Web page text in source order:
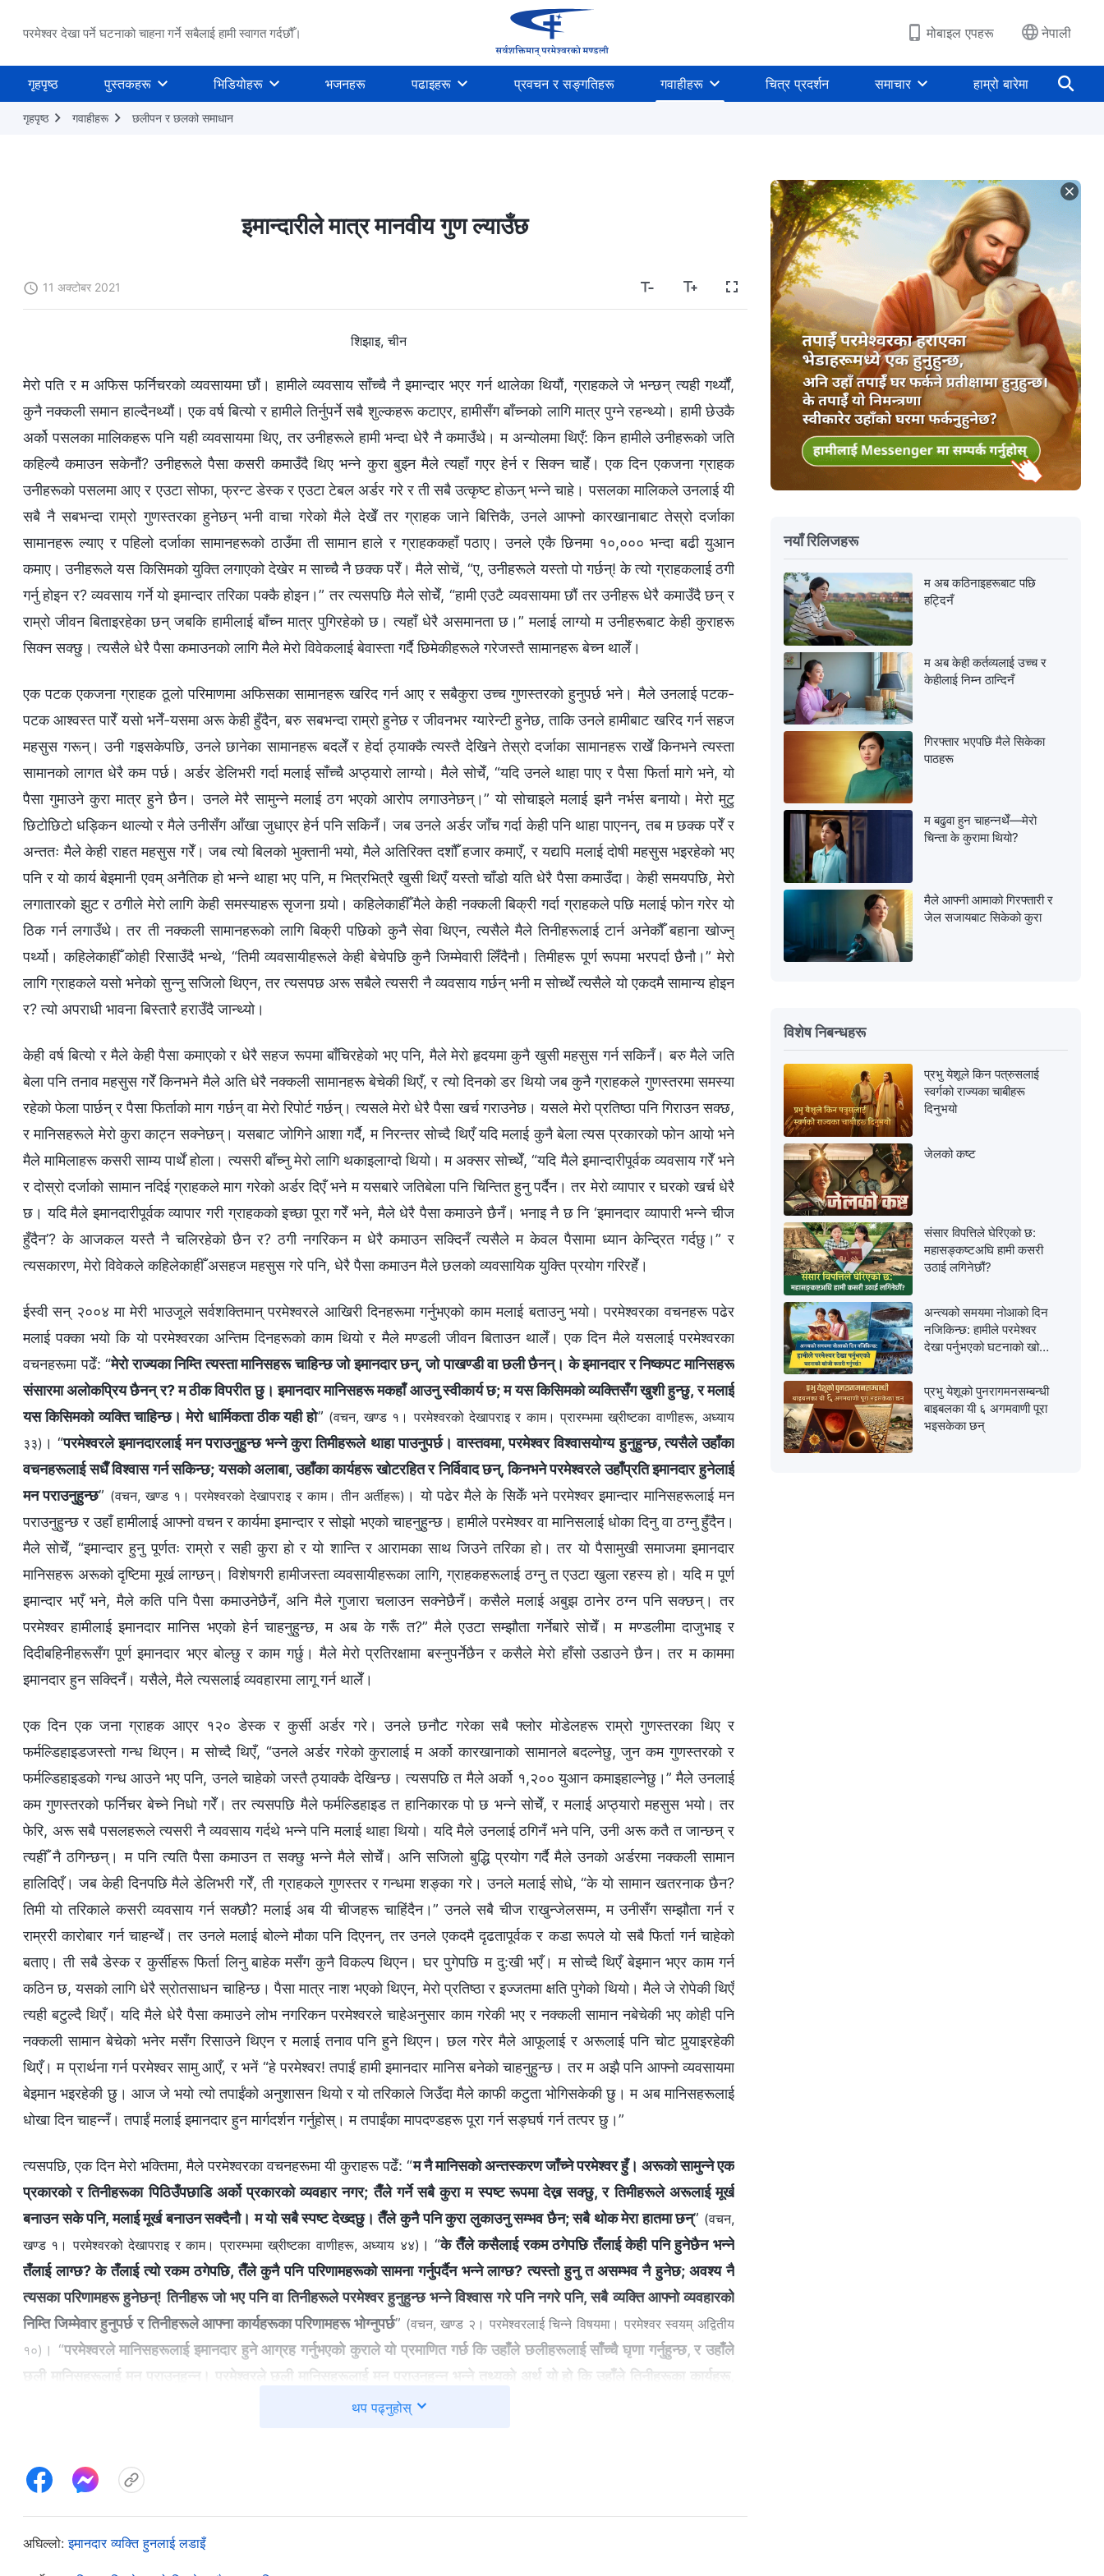
परमेश्वर देखा पर्ने घटनाको चाहना गर्ने सबैलाई हामी स्वागत गर्दछौँ। मोबाइल एपहरू नेपाली
गृहपृष्ठ पुस्तकहरू भिडियोहरू भजनहरू पढाइहरू प्रवचन र सङ्गतिहरू गवाहीहरू चित्र प्रदर्शन समाचार हाम्रो बारेमा
गृहपृष्ठ गवाहीहरू छलीपन र छलको समाधान
इमान्दारीले मात्र मानवीय गुण ल्याउँछ
11 अक्टोबर 2021
शिझाइ, चीन
मेरो पति र म अफिस फर्निचरको व्यवसायमा छौं। हामीले व्यवसाय साँच्चै नै इमान्दार भएर गर्न थालेका थियौं, ग्राहकले जे भन्छन् त्यही गर्थ्यौं,
कुनै नक्कली समान हाल्दैनथ्यौं। एक वर्ष बित्यो र हामीले तिर्नुपर्ने सबै शुल्कहरू कटाएर, हामीसँग बाँच्नको लागि मात्र पुग्ने रहन्थ्यो। हामी छेउकै
अर्को पसलका मालिकहरू पनि यही व्यवसायमा थिए, तर उनीहरूले हामी भन्दा धेरै नै कमाउँथे। म अन्योलमा थिएँ: किन हामीले उनीहरूको जति
कहिल्यै कमाउन सकेनौं? उनीहरूले पैसा कसरी कमाउँदै थिए भन्ने कुरा बुझ्न मैले त्यहाँ गएर हेर्न र सिक्न चाहेँ। एक दिन एकजना ग्राहक
उनीहरूको पसलमा आए र एउटा सोफा, फ्रन्ट डेस्क र एउटा टेबल अर्डर गरे र ती सबै उत्कृष्ट होऊन् भन्ने चाहे। पसलका मालिकले उनलाई यी
सबै नै सबभन्दा राम्रो गुणस्तरका हुनेछन् भनी वाचा गरेको मैले देखेँ तर ग्राहक जाने बित्तिकै, उनले आफ्नो कारखानाबाट तेस्रो दर्जाका
सामानहरू ल्याए र पहिलो दर्जाका सामानहरूको ठाउँमा ती सामान हाले र ग्राहककहाँ पठाए। उनले एकै छिनमा १०,००० भन्दा बढी युआन
कमाए। उनीहरूले यस किसिमको युक्ति लगाएको देखेर म साच्चै नै छक्क परेँ। मैले सोचें, “ए, उनीहरूले यस्तो पो गर्छन्! के त्यो ग्राहकलाई ठगी
गर्नु होइन र? व्यवसाय गर्ने यो इमान्दार तरिका पक्कै होइन।” तर त्यसपछि मैले सोचेँ, “हामी एउटै व्यवसायमा छौं तर उनीहरू धेरै कमाउँदै छन् र
राम्रो जीवन बिताइरहेका छन् जबकि हामीलाई बाँच्न मात्र पुगिरहेको छ। त्यहाँ धेरै असमानता छ।” मलाई लाग्यो म उनीहरूबाट केही कुराहरू
सिक्न सक्छु। त्यसैले धेरै पैसा कमाउनको लागि मैले मेरो विवेकलाई बेवास्ता गर्दै छिमेकीहरूले गरेजस्तै सामानहरू बेच्न थालेँ।
एक पटक एकजना ग्राहक ठूलो परिमाणमा अफिसका सामानहरू खरिद गर्न आए र सबैकुरा उच्च गुणस्तरको हुनुपर्छ भने। मैले उनलाई पटक-
पटक आश्‍वस्त पारेँ यसो भनेँ-यसमा अरू केही हुँदैन, बरु सबभन्दा राम्रो हुनेछ र जीवनभर ग्यारेन्टी हुनेछ, ताकि उनले हामीबाट खरिद गर्न सहज
महसुस गरून्। उनी गइसकेपछि, उनले छानेका सामानहरू बदलेँ र हेर्दा ठ्याक्कै त्यस्तै देखिने तेस्रो दर्जाका सामानहरू राखेँ किनभने त्यस्ता
सामानको लागत धेरै कम पर्छ। अर्डर डेलिभरी गर्दा मलाई साँच्चै अप्ठ्यारो लाग्यो। मैले सोचेँ, “यदि उनले थाहा पाए र पैसा फिर्ता मागे भने, यो
पैसा गुमाउने कुरा मात्र हुने छैन। उनले मेरै सामुन्ने मलाई ठग भएको आरोप लगाउनेछन्।” यो सोचाइले मलाई झनै नर्भस बनायो। मेरो मुटु
छिटोछिटो धड्किन थाल्यो र मैले उनीसँग आँखा जुधाएर हेर्न पनि सकिनँ। जब उनले अर्डर जाँच गर्दा केही पनि थाहा पाएनन्, तब म छक्क परेँ र
अन्ततः मैले केही राहत महसुस गरेँ। जब त्यो बिलको भुक्तानी भयो, मैले अतिरिक्त दशौँ हजार कमाएँ, र यद्यपि मलाई दोषी महसुस भइरहेको भए
पनि र यो कार्य बेइमानी एवम् अनैतिक हो भन्ने थाहा भए पनि, म भित्रभित्रै खुसी थिएँ यस्तो चाँडो यति धेरै पैसा कमाउँदा। केही समयपछि, मेरो
लगातारको झुट र ठगीले मेरो लागि केही समस्याहरू सृजना गर्‍यो। कहिलेकाहीँ मैले केही नक्कली बिक्री गर्दा ग्राहकले पछि मलाई फोन गरेर यो
ठिक गर्न लगाउँथे। तर ती नक्कली सामानहरूको लागि बिक्री पछिको कुनै सेवा थिएन, त्यसैले मैले तिनीहरूलाई टार्न अनेकौँ बहाना खोज्नु
पर्थ्यो। कहिलेकाहीँ कोही रिसाउँदै भन्थे, “तिमी व्यवसायीहरूले केही बेचेपछि कुनै जिम्मेवारी लिँदैनौ। तिमीहरू पूर्ण रूपमा भरपर्दा छैनौ।” मेरो
लागि ग्राहकले यसो भनेको सुन्नु सजिलो थिएन, तर त्यसपछ अरू सबैले त्यसरी नै व्यवसाय गर्छन् भनी म सोच्थेँ त्यसैले यो एकदमै सामान्य होइन
र? त्यो अपराधी भावना बिस्तारै हराउँदै जान्थ्यो।
केही वर्ष बित्यो र मैले केही पैसा कमाएको र धेरै सहज रूपमा बाँचिरहेको भए पनि, मैले मेरो हृदयमा कुनै खुसी महसुस गर्न सकिनँ। बरु मैले जति
बेला पनि तनाव महसुस गरेँ किनभने मैले अति धेरै नक्कली सामानहरू बेचेकी थिएँ, र त्यो दिनको डर थियो जब कुनै ग्राहकले गुणस्तरमा समस्या
रहेको फेला पार्छन् र पैसा फिर्ताको माग गर्छन् वा मेरो रिपोर्ट गर्छन्। त्यसले मेरो धेरै पैसा खर्च गराउनेछ। यसले मेरो प्रतिष्ठा पनि गिराउन सक्छ,
र मानिसहरूले मेरो कुरा काट्न सक्नेछन्। यसबाट जोगिने आशा गर्दै, म निरन्तर सोच्दै थिएँ यदि मलाई कुनै बेला त्यस प्रकारको फोन आयो भने
मैले मामिलाहरू कसरी साम्य पार्थें होला। त्यसरी बाँच्नु मेरो लागि थकाइलाग्दो थियो। म अक्सर सोच्थेँ, “यदि मैले इमान्दारीपूर्वक व्यवसाय गरेँ भने
र दोस्रो दर्जाको सामान नदिई ग्राहकले माग गरेको अर्डर दिएँ भने म यसबारे जतिबेला पनि चिन्तित हुनु पर्दैन। तर मेरो व्यापार र घरको खर्च धेरै
छ। यदि मैले इमानदारीपूर्वक व्यापार गरी ग्राहकको इच्छा पूरा गरेँ भने, मैले धेरै पैसा कमाउने छैनँ। भनाइ नै छ नि ‘इमानदार व्यापारी भन्‍ने चीज
हुँदैन’? के आजकल यस्तै नै चलिरहेको छैन र? ठगी नगरिकन म धेरै कमाउन सक्दिनँ त्यसैले म केवल पैसामा ध्यान केन्द्रित गर्दछु।” र
त्यसकारण, मेरो विवेकले कहिलेकाहीँ असहज महसुस गरे पनि, धेरै पैसा कमाउन मैले छलको व्यवसायिक युक्ति प्रयोग गरिरहेँ।
ईस्वी सन् २००४ मा मेरी भाउजूले सर्वशक्तिमान् परमेश्‍वरले आखिरी दिनहरूमा गर्नुभएको काम मलाई बताउनु भयो। परमेश्‍वरका वचनहरू पढेर
मलाई पक्का भयो कि यो परमेश्‍वरका अन्तिम दिनहरूको काम थियो र मैले मण्डली जीवन बिताउन थालेँ। एक दिन मैले यसलाई परमेश्‍वरका
वचनहरूमा पढेँ: “मेरो राज्यका निम्ति त्यस्ता मानिसहरू चाहिन्छ जो इमानदार छन्, जो पाखण्डी वा छली छैनन्। के इमानदार र निष्कपट मानिसहरू
संसारमा अलोकप्रिय छैनन् र? म ठीक विपरीत छु। इमानदार मानिसहरू मकहाँ आउनु स्वीकार्य छ; म यस किसिमको व्यक्तिसँग खुशी हुन्छु, र मलाई
यस किसिमको व्यक्ति चाहिन्छ। मेरो धार्मिकता ठीक यही हो” (वचन, खण्ड १। परमेश्‍वरको देखापराइ र काम। प्रारम्‍भमा ख्रीष्‍टका वाणीहरू, अध्याय
३३) । “परमेश्‍वरले इमानदारलाई मन पराउनुहुन्छ भन्ने कुरा तिमीहरूले थाहा पाउनुपर्छ। वास्तवमा, परमेश्‍वर विश्‍वासयोग्य हुनुहुन्छ, त्यसैले उहाँका
वचनहरूलाई सधैँ विश्‍वास गर्न सकिन्छ; यसको अलाबा, उहाँका कार्यहरू खोटरहित र निर्विवाद छन्, किनभने परमेश्‍वरले उहाँप्रति इमानदार हुनेलाई
मन पराउनुहुन्छ” (वचन, खण्ड १। परमेश्‍वरको देखापराइ र काम। तीन अर्तीहरू) । यो पढेर मैले के सिकेँ भने परमेश्‍वर इमान्दार मानिसहरूलाई मन
पराउनुहुन्छ र उहाँ हामीलाई आफ्नो वचन र कार्यमा इमान्दार र सोझो भएको चाहनुहुन्छ। हामीले परमेश्‍वर वा मानिसलाई धोका दिनु वा ठग्नु हुँदैन।
मैले सोचेँ, “इमान्दार हुनु पूर्णतः राम्रो र सही कुरा हो र यो शान्ति र आरामका साथ जिउने तरिका हो। तर यो पैसामुखी समाजमा इमानदार
मानिसहरू अरूको दृष्टिमा मूर्ख लाग्छन्। विशेषगरी हामीजस्ता व्यवसायीहरूका लागि, ग्राहकहरूलाई ठग्नु त एउटा खुला रहस्य हो। यदि म पूर्ण
इमान्दार भएँ भने, मैले कति पनि पैसा कमाउनेछैनँ, अनि मैले गुजारा चलाउन सक्‍नेछैनँ। कसैले मलाई अबुझ ठानेर ठग्‍न पनि सक्छन्। तर
परमेश्‍वर हामीलाई इमानदार मानिस भएको हेर्न चाहनुहुन्छ, म अब के गरूँ त?” मैले एउटा सम्झौता गर्नेबारे सोचेँ। म मण्डलीमा दाजुभाइ र
दिदीबहिनीहरूसँग पूर्ण इमानदार भएर बोल्छु र काम गर्छु। मैले मेरो प्रतिरक्षामा बस्‍नुपर्नेछैन र कसैले मेरो हाँसो उडाउने छैन। तर म काममा
इमानदार हुन सक्दिनँ। यसैले, मैले त्यसलाई व्यवहारमा लागू गर्न थालेँ।
एक दिन एक जना ग्राहक आएर १२० डेस्क र कुर्सी अर्डर गरे। उनले छनौट गरेका सबै फ्लोर मोडेलहरू राम्रो गुणस्तरका थिए र
फर्मल्डिहाइडजस्तो गन्ध थिएन। म सोच्दै थिएँ, “उनले अर्डर गरेको कुरालाई म अर्को कारखानाको सामानले बदल्नेछु, जुन कम गुणस्तरको र
फर्मल्डिहाइडको गन्ध आउने भए पनि, उनले चाहेको जस्तै ठ्याक्कै देखिन्छ। त्यसपछि त मैले अर्को १,२०० युआन कमाइहाल्नेछु।” मैले उनलाई
कम गुणस्तरको फर्निचर बेच्ने निधो गरेँ। तर त्यसपछि मैले फर्मल्डिहाइड त हानिकारक पो छ भन्ने सोचेँ, र मलाई अप्ठ्यारो महसुस भयो। तर
फेरि, अरू सबै पसलहरूले त्यसरी नै व्यवसाय गर्दथे भन्ने पनि मलाई थाहा थियो। यदि मैले उनलाई ठगिनँ भने पनि, उनी अरू कतै त जान्छन् र
त्यहीँ नै ठगिन्छन्। म पनि त्यति पैसा कमाउन त सक्छु भन्ने मैले सोचेँ। अनि सजिलो बुद्धि प्रयोग गर्दै मैले उनको अर्डरमा नक्कली सामान
हालिदिएँ। जब केही दिनपछि मैले डेलिभरी गरेँ, ती ग्राहकले गुणस्तर र गन्धमा शङ्का गरे। उनले मलाई सोधे, “के यो सामान खतरनाक छैन?
तिमी यो तरिकाले कसरी व्यवसाय गर्न सक्छौ? मलाई अब यी चीजहरू चाहिंदैन।” उनले सबै चीज राखुन्जेलसम्म, म उनीसँग सम्झौता गर्न र
राम्ररी कारोबार गर्न चाहन्थेँ। तर उनले मलाई बोल्ने मौका पनि दिएनन्, तर उनले एकदमै दृढतापूर्वक र कडा रूपले यो सबै फिर्ता गर्न चाहेको
बताए। ती सबै डेस्क र कुर्सीहरू फिर्ता लिनु बाहेक मसँग कुनै विकल्प थिएन। घर पुगेपछि म दु:खी भएँ। म सोच्दै थिएँ बेइमान भएर काम गर्न
कठिन छ, यसको लागि धेरै स्रोतसाधन चाहिन्छ। पैसा मात्र नाश भएको थिएन, मेरो प्रतिष्ठा र इज्‍जतमा क्षति पुगेको थियो। मैले जे रोपेकी थिएँ
त्यही बटुल्दै थिएँ। यदि मैले धेरै पैसा कमाउने लोभ नगरिकन परमेश्‍वरले चाहेअनुसार काम गरेकी भए र नक्कली सामान नबेचेकी भए कोही पनि
नक्कली सामान बेचेको भनेर मसँग रिसाउने थिएन र मलाई तनाव पनि हुने थिएन। छल गरेर मैले आफूलाई र अरूलाई पनि चोट पुर्‍याइरहेकी
थिएँ। म प्रार्थना गर्न परमेश्‍वर सामु आएँ, र भनें “हे परमेश्‍वर! तपाईं हामी इमानदार मानिस बनेको चाहनुहुन्छ। तर म अझै पनि आफ्नो व्यवसायमा
बेइमान भइरहेकी छु। आज जे भयो त्यो तपाईंको अनुशासन थियो र यो तरिकाले जिउँदा मैले काफी कटुता भोगिसकेकी छु। म अब मानिसहरूलाई
धोखा दिन चाहन्नँ। तपाईं मलाई इमानदार हुन मार्गदर्शन गर्नुहोस्। म तपाईंका मापदण्डहरू पूरा गर्न सङ्घर्ष गर्न तत्पर छु।”
त्यसपछि, एक दिन मेरो भक्तिमा, मैले परमेश्‍वरका वचनहरूमा यी कुराहरू पढेँ: “म नै मानिसको अन्तस्करण जाँच्ने परमेश्‍वर हुँ। अरूको सामुन्ने एक
प्रकारको र तिनीहरूका पिठिउँपछाडि अर्को प्रकारको व्यवहार नगर; तैँले गर्ने सबै कुरा म स्पष्ट रूपमा देख्न सक्छु, र तिमीहरूले अरूलाई मूर्ख
बनाउन सके पनि, मलाई मूर्ख बनाउन सक्दैनौ। म यो सबै स्पष्ट देख्दछु। तैँले कुनै पनि कुरा लुकाउनु सम्भव छैन; सबै थोक मेरा हातमा छन्” (वचन,
खण्ड १। परमेश्‍वरको देखापराइ र काम। प्रारम्‍भमा ख्रीष्‍टका वाणीहरू, अध्याय ४४) । “के तैँले कसैलाई रकम ठगेपछि तँलाई केही पनि हुनेछैन भन्‍ने
तँलाई लाग्छ? के तँलाई त्यो रकम ठगेपछि, तैँले कुनै पनि परिणामहरूको सामना गर्नुपर्दैन भन्‍ने लाग्छ? त्यस्तो हुनु त असम्‍भव नै हुनेछ; अवश्य नै
त्यसका परिणामहरू हुनेछन्! तिनीहरू जो भए पनि वा तिनीहरूले परमेश्‍वर हुनुहुन्छ भन्‍ने विश्‍वास गरे पनि नगरे पनि, सबै व्यक्ति आफ्‍नो व्यवहारको
निम्ति जिम्‍मेवार हुनुपर्छ र तिनीहरूले आफ्‍ना कार्यहरूका परिणामहरू भोग्‍नुपर्छ” (वचन, खण्ड २। परमेश्‍वरलाई चिन्‍ने विषयमा। परमेश्‍वर स्वयम् अद्वितीय
१०) । “परमेश्‍वरले मानिसहरूलाई इमानदार हुने आग्रह गर्नुभएको कुराले यो प्रमाणित गर्छ कि उहाँले छलीहरूलाई साँच्‍चै घृणा गर्नुहुन्छ, र उहाँले
छली मानिसहरूलाई मन पराउनुहुन्‍न। परमेश्‍वरले छली मानिसहरूलाई मन पराउनुहुन्‍न भन्‍ने तथ्यको अर्थ यो हो कि उहाँले तिनीहरूका कार्यहरू,
स्वभाव र उत्प्रेरणाहरूलाई मन पराउनुहुन्‍न; अर्थात्, उहाँले उनीहरूको काम गर्ने तरिका मन पराउनुहुन्‍न। त्यसकारण, यदि हामी परमेश्‍वरलाई खुसी
जसद्वारा हामीले आफैलाई सञ्‍चालन गर्थ्यौं। यो त्यस्तो कुरा थियो जसलाई परमेश्‍वरले घृणा गर्नुहुन्छ
परमेश्‍वरका वचनहरूबाट मैले के महसुस गर्न सकेँ भने परमेश्‍वरको स्वभाव धर्मी, पवित्र छ र यसले कुनै उल्लङ्घन सहँदैन। उहाँ हाम्रो प्रत्येक
थप पढ्नुहोस्
अघिल्लो:इमानदार व्यक्ति हुनलाई लडाइँ
नयाँ रिलिजहरू
म अब कठिनाइहरूबाट पछि
हट्दिनँ
म अब केही कर्तव्यलाई उच्च र
केहीलाई निम्न ठान्दिनँ
गिरफ्तार भएपछि मैले सिकेका
पाठहरू
म बढुवा हुन चाहन्नथेँ—मेरो
चिन्ता के कुरामा थियो?
मैले आफ्नी आमाको गिरफ्तारी र
जेल सजायबाट सिकेको कुरा
विशेष निबन्धहरू
प्रभु येशूले किन पत्रुसलाई
स्वर्गको राज्यका चाबीहरू
दिनुभयो
जेलको कष्ट
संसार विपत्तिले घेरिएको छ:
महासङ्कष्टअघि हामी कसरी
उठाई लगिनेछौं?
अन्त्यको समयमा नोआको दिन
नजिकिन्छ: हामीले परमेश्‍वर
देखा पर्नुभएको घटनाको खोजी
प्रभु येशूको पुनरागमनसम्‍बन्धी
बाइबलका यी ६ अगमवाणी पूरा
भइसकेका छन्